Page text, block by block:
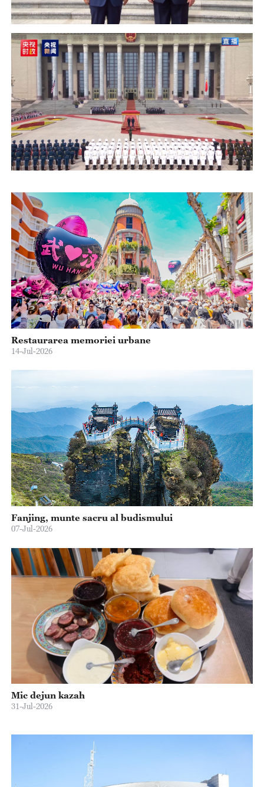
Restaurarea memoriei urbane
14-Jul-2026
Fanjing, munte sacru al budismului
07-Jul-2026
Mic dejun kazah
31-Jul-2026